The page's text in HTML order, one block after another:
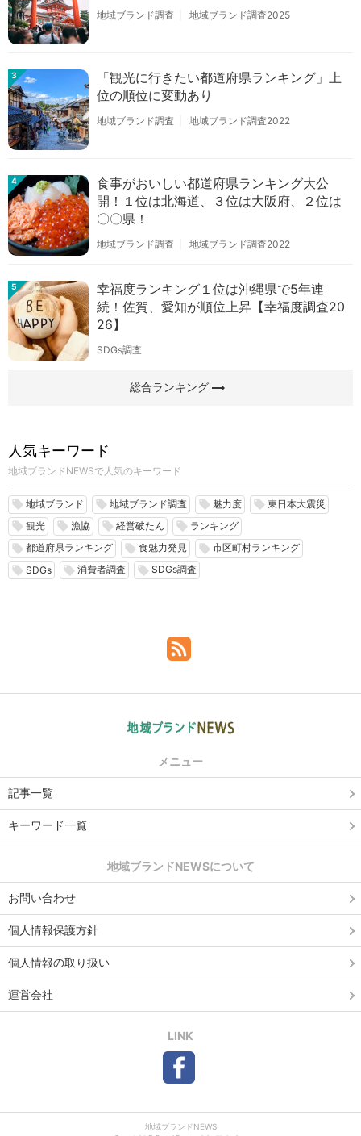
地域ブランド調査 地域ブランド調査2025
3
「観光に行きたい都道府県ランキング」上
位の順位に変動あり
地域ブランド調査 地域ブランド調査2022
4
食事がおいしい都道府県ランキング大公
開！１位は北海道、３位は大阪府、２位は
〇〇県！
地域ブランド調査 地域ブランド調査2022
5
幸福度ランキング１位は沖縄県で5年連
続！佐賀、愛知が順位上昇【幸福度調査20
26】
SDGs調査
総合ランキングarrow_right_alt
人気キーワード
地域ブランドNEWSで人気のキーワード
local_offer 地域ブランド local_offer 地域ブランド調査 local_offer 魅力度 local_offer 東日本大震災
local_offer 観光 local_offer 漁協 local_offer 経営破たん local_offer ランキング
local_offer 都道府県ランキング local_offer 食魅力発見 local_offer 市区町村ランキング
local_offer SDGs local_offer 消費者調査 local_offer SDGs調査
メニュー
記事一覧
キーワード一覧
地域ブランドNEWSについて
お問い合わせ
個人情報保護方針
個人情報の取り扱い
運営会社
LINK
地域ブランドNEWS